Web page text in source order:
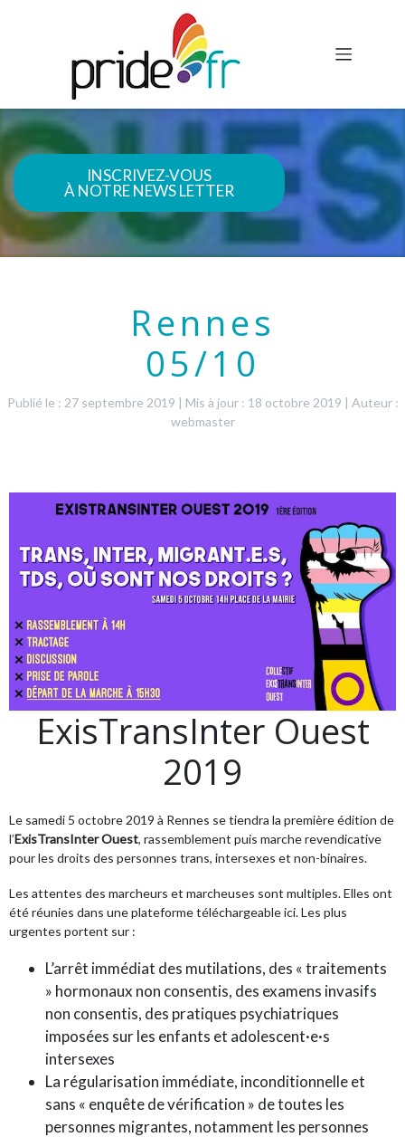
INSCRIVEZ-VOUS
À NOTRE NEWS LETTER
Rennes
05/10
Publié le : 27 septembre 2019 | Mis à jour : 18 octobre 2019 | Auteur :
webmaster
ExisTransInter Ouest
2019
Le samedi 5 octobre 2019 à Rennes se tiendra la première édition de
l’ExisTransInter Ouest, rassemblement puis marche revendicative
pour les droits des personnes trans, intersexes et non-binaires.
Les attentes des marcheurs et marcheuses sont multiples. Elles ont
été réunies dans une plateformetéléchargeable ici. Les plus
urgentes portent sur :
L’arrêt immédiat des mutilations, des « traitements
» hormonaux non consentis, des examens invasifs
non consentis, des pratiques psychiatriques
imposées sur les enfants et adolescent·e·s
intersexes
La régularisation immédiate, inconditionnelle et
sans « enquête de vérification » de toutes les
personnes migrantes, notamment les personnes